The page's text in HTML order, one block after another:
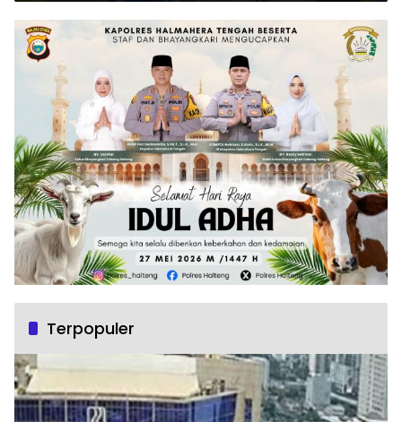
Terpopuler